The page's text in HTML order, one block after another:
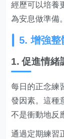
經歷可以培養
為安息做準備。
5. 增強整
1. 促進情緒
每日的正念練
發因素。這種
不是衝動地反
通過定期練習